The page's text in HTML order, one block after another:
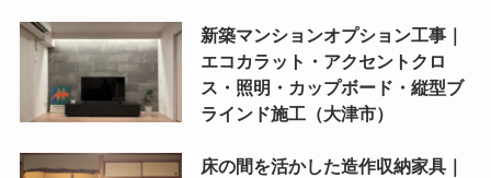
新築マンションオプション工事｜
エコカラット・アクセントクロ
ス・照明・カップボード・縦型ブ
ラインド施工（大津市）
床の間を活かした造作収納家具｜